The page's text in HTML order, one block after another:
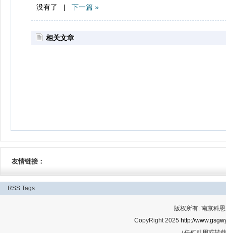
没有了 | 下一篇 »
相关文章
友情链接：
RSS Tags
版权所有: 南京科
CopyRight 2025 http://